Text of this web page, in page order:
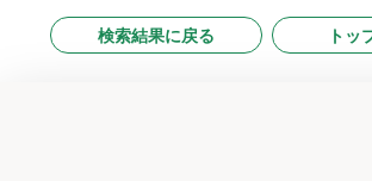
検索結果に戻る トッ